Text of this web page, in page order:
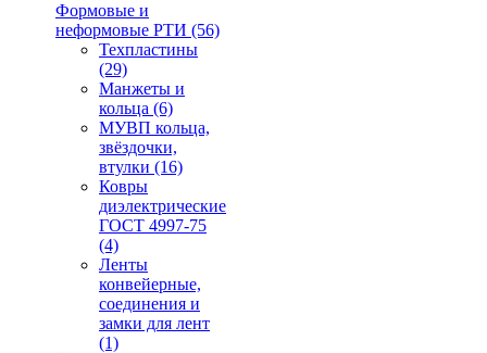
Формовые и
неформовые РТИ (56)
Техпластины
(29)
Манжеты и
кольца (6)
МУВП кольца,
звёздочки,
втулки (16)
Ковры
диэлектрические
ГОСТ 4997-75
(4)
Ленты
конвейерные,
соединения и
замки для лент
(1)